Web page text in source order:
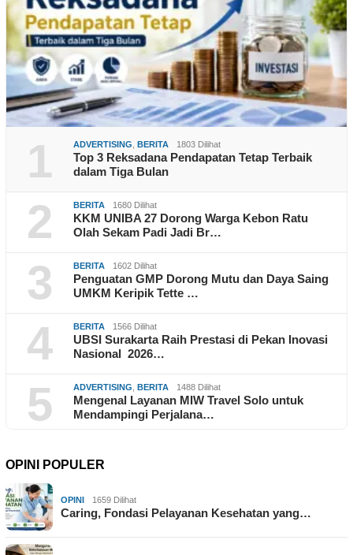
1 ADVERTISING BERITA 1803 Dilihat
Top 3 Reksadana Pendapatan Tetap Terbaik
dalam Tiga Bulan
2 BERITA 1680 Dilihat
KKM UNIBA 27 Dorong Warga Kebon Ratu
Olah Sekam Padi Jadi Br…
3 BERITA 1602 Dilihat
Penguatan GMP Dorong Mutu dan Daya Saing
UMKM Keripik Tette …
4 BERITA 1566 Dilihat
UBSI Surakarta Raih Prestasi di Pekan Inovasi
Nasional 2026…
5 ADVERTISING BERITA 1488 Dilihat
Mengenal Layanan MIW Travel Solo untuk
Mendampingi Perjalana…
OPINI POPULER
OPINI 1659 Dilihat
Caring, Fondasi Pelayanan Kesehatan yang…